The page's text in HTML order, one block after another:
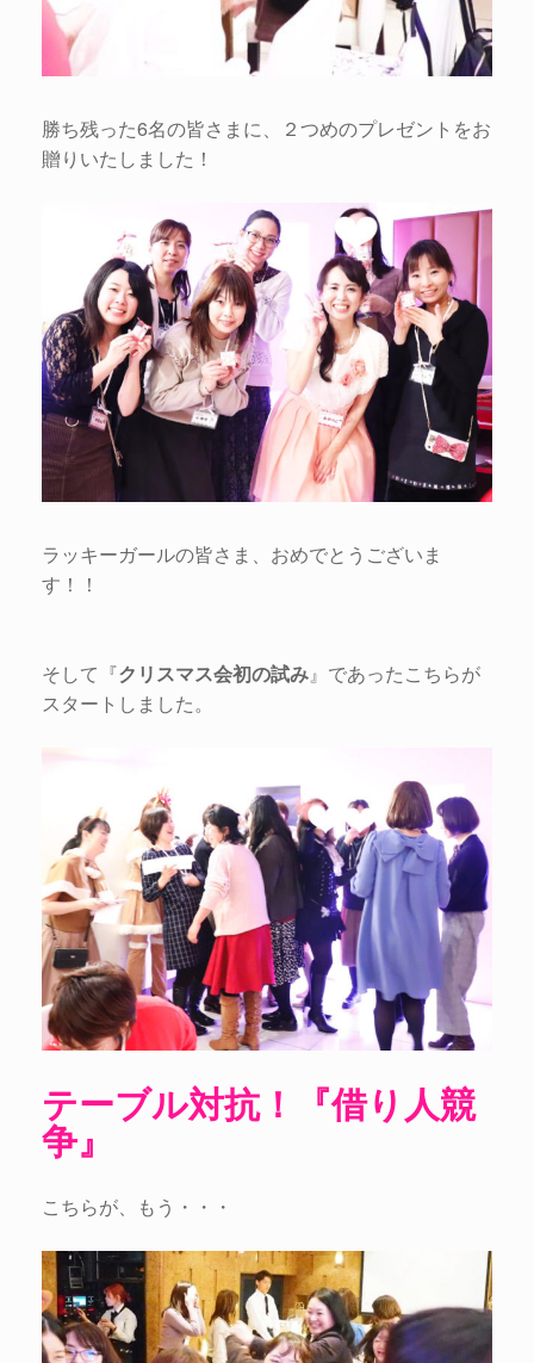
勝ち残った6名の皆さまに、２つめのプレゼントをお
贈りいたしました！
ラッキーガールの皆さま、おめでとうございま
す！！
そして『クリスマス会初の試み』であったこちらが
スタートしました。
テーブル対抗！『借り人競
争』
こちらが、もう・・・